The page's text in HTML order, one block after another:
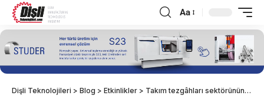
Aa
Dişli Teknolojileri > Blog > Etkinlikler > Takım tezgâhları sektörünün yılsonu hedefi 1.3 milyar dolar ciro